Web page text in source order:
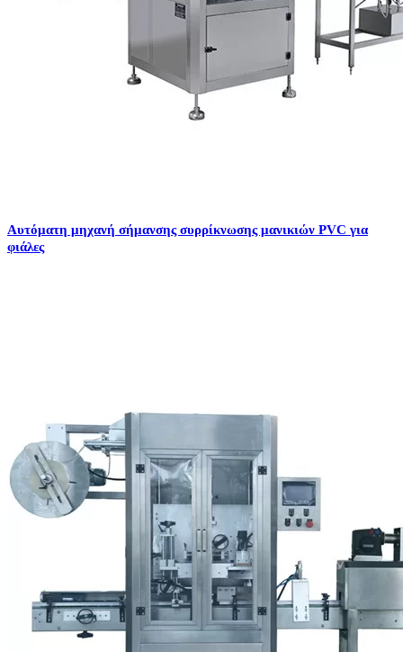
Αυτόματη μηχανή σήμανσης συρρίκνωσης μανικιών PVC για
φιάλες